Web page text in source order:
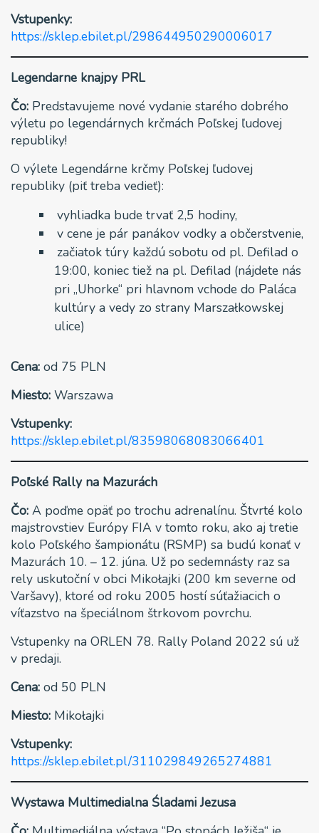
Vstupenky:
https://sklep.ebilet.pl/298644950290006017
Legendarne knajpy PRL
Čo: Predstavujeme nové vydanie starého dobrého
výletu po legendárnych krčmách Poľskej ľudovej
republiky!
O výlete Legendárne krčmy Poľskej ľudovej
republiky (piť treba vedieť):
vyhliadka bude trvať 2,5 hodiny,
v cene je pár panákov vodky a občerstvenie,
začiatok túry každú sobotu od pl. Defilad o
19:00, koniec tiež na pl. Defilad (nájdete nás
pri „Uhorke“ pri hlavnom vchode do Paláca
kultúry a vedy zo strany Marszałkowskej
ulice)
Cena: od 75 PLN
Miesto: Warszawa
Vstupenky:
https://sklep.ebilet.pl/83598068083066401
Poľské Rally na Mazurách
Čo: A poďme opäť po trochu adrenalínu. Štvrté kolo
majstrovstiev Európy FIA ​​v tomto roku, ako aj tretie
kolo Poľského šampionátu (RSMP) sa budú konať v
Mazurách 10. – 12. júna. Už po sedemnásty raz sa
rely uskutoční v obci Mikołajki (200 km severne od
Varšavy), ktoré od roku 2005 hostí súťažiacich o
víťazstvo na špeciálnom štrkovom povrchu.
Vstupenky na ORLEN 78. Rally Poland 2022 sú už
v predaji.
Cena: od 50 PLN
Miesto: Mikołajki
Vstupenky:
https://sklep.ebilet.pl/311029849265274881
Wystawa Multimedialna Śladami Jezusa